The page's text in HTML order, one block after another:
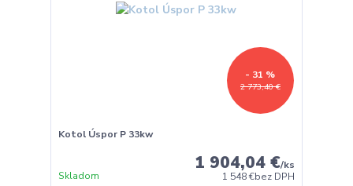
2 773,40 €
- 31 %
Kotol Úspor P 33kw
1 904,04 €/ks
1 548 €bez DPH
Skladom